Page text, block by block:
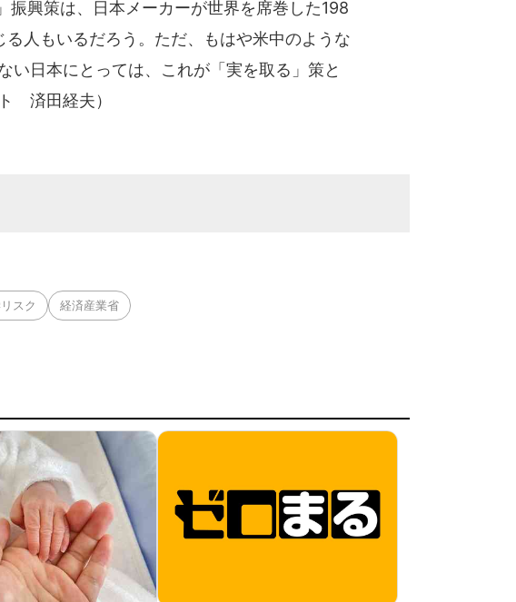
興策は、日本メーカーが世界を席巻した198
人もいるだろう。ただ、もはや米中のような
い日本にとっては、これが「実を取る」策と
済田経夫）
スク 経済産業省